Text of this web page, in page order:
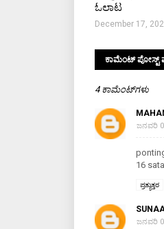
ಓಲಾಟ
December 17,
ಕಾಮೆಂಟ್‌‌ ಪೋಸ್ಟ್‌
4 ಕಾಮೆಂಟ್‌ಗಳು
ಜನವರಿ
16
ಪ್ರತ್ಯುತ್ತರ
ಜನವರಿ